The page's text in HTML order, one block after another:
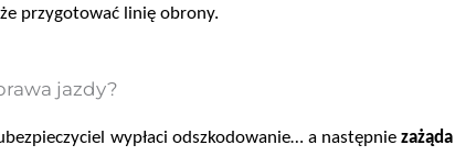
przygotować linię obrony.
jazdy?
wypłaci odszkodowanie… a następnie